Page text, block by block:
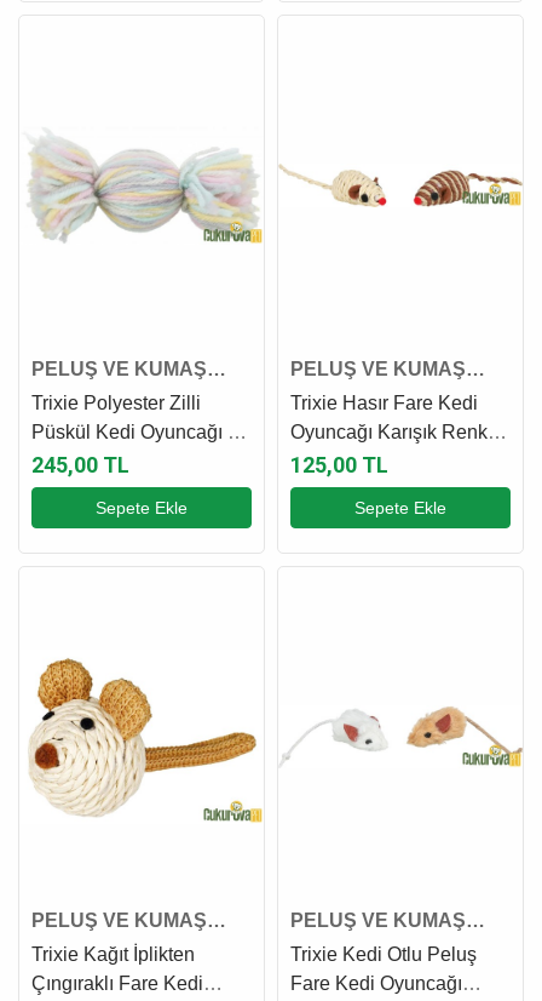
PELUŞ VE KUMAŞ
KEDİ OYUNCAĞI
Trixie Polyester Zilli
Püskül Kedi Oyuncağı 10
Cm
245,00 TL
Sepete Ekle
PELUŞ VE KUMAŞ
KEDİ OYUNCAĞI
Trixie Hasır Fare Kedi
Oyuncağı Karışık Renkli
5 Cm - 1 Adet
125,00 TL
Sepete Ekle
PELUŞ VE KUMAŞ
KEDİ OYUNCAĞI
Trixie Kağıt İplikten
Çıngıraklı Fare Kedi
PELUŞ VE KUMAŞ
KEDİ OYUNCAĞI
Trixie Kedi Otlu Peluş
Fare Kedi Oyuncağı